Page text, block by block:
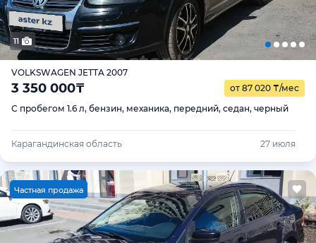
11
VOLKSWAGEN JETTA 2007
3 350 000₸ от 87 020 ₸/мес
С пробегом 1.6 л, бензин, механика, передний, седан, черный
Карагандинская область 27 июля
Частная продажа